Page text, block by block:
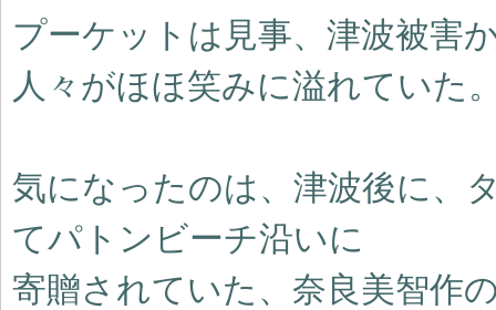
プーケットは見事、津波被害
人々がほほ笑みに溢れていた
気になったのは、津波後に、
てパトンビーチ沿いに
寄贈されていた、奈良美智作